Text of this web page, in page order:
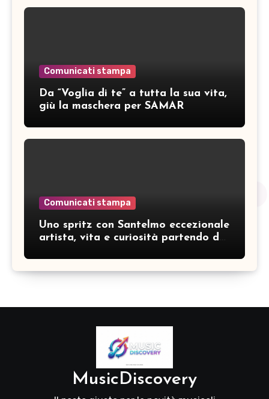
Comunicati stampa
Da “Voglia di te” a tutta la sua vita,
giù la maschera per SAMAR
Comunicati stampa
Uno spritz con Santelmo eccezionale
artista, vita e curiosità partendo da
MusicDiscovery